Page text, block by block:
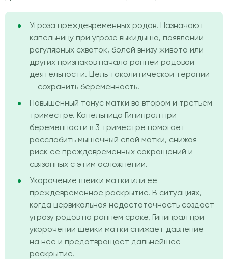
Угроза преждевременных родов. Назначают
капельницу при угрозе выкидыша, появлении
регулярных схваток, болей внизу живота или
других признаков начала ранней родовой
деятельности. Цель токолитической терапии
— сохранить беременность.
Повышенный тонус матки во втором и третьем
триместре. Капельница Гинипрал при
беременности в 3 триместре помогает
расслабить мышечный слой матки, снижая
риск ее преждевременных сокращений и
связанных с этим осложнений.
Укорочение шейки матки или ее
преждевременное раскрытие. В ситуациях,
когда цервикальная недостаточность создает
угрозу родов на раннем сроке, Гинипрал при
укорочении шейки матки снижает давление
на нее и предотвращает дальнейшее
раскрытие.